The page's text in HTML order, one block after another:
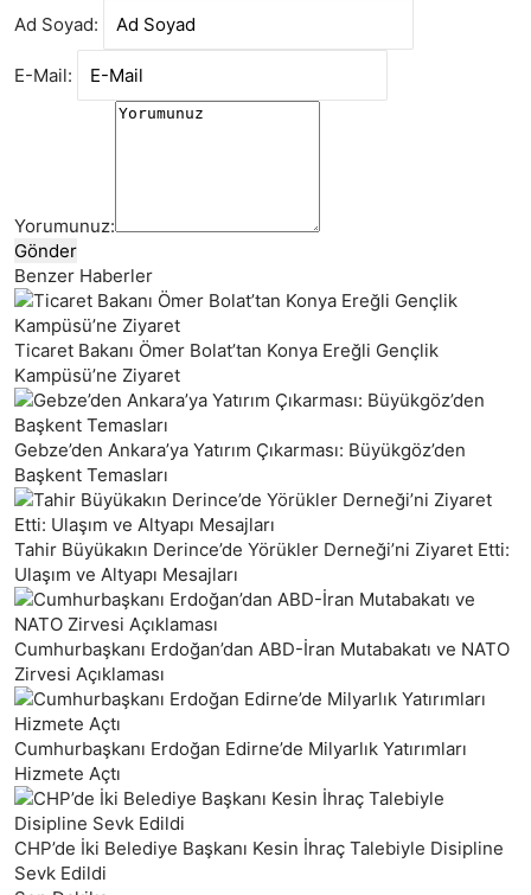
Ad Soyad:
E-Mail:
Yorumunuz:
Gönder
Benzer Haberler
Ticaret Bakanı Ömer Bolat’tan Konya Ereğli Gençlik
Kampüsü’ne Ziyaret
Gebze’den Ankara’ya Yatırım Çıkarması: Büyükgöz’den
Başkent Temasları
Tahir Büyükakın Derince’de Yörükler Derneği’ni Ziyaret Etti:
Ulaşım ve Altyapı Mesajları
Cumhurbaşkanı Erdoğan’dan ABD-İran Mutabakatı ve NATO
Zirvesi Açıklaması
Cumhurbaşkanı Erdoğan Edirne’de Milyarlık Yatırımları
Hizmete Açtı
CHP’de İki Belediye Başkanı Kesin İhraç Talebiyle Disipline
Sevk Edildi